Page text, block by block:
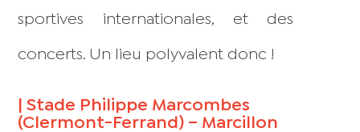
sportives internationales, et des
concerts. Un lieu polyvalent donc !
| Stade Philippe Marcombes
(Clermont-Ferrand) – Marcillon